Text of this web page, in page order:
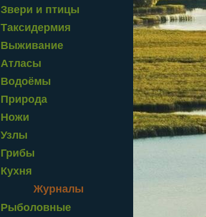
Звери и птицы
Таксидермия
Выживание
Атласы
Водоёмы
Природа
Ножи
Узлы
Грибы
Кухня
Журналы
Рыболовные